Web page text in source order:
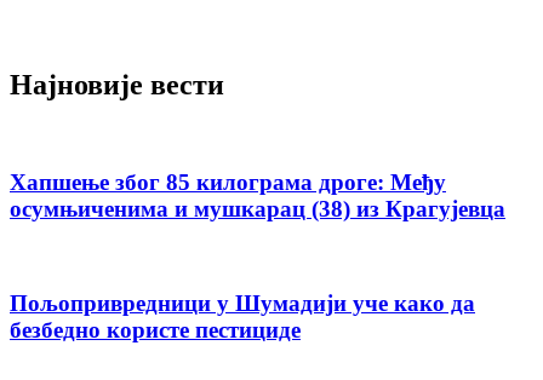
Најновије вести
Хапшење због 85 килограма дроге: Међу
осумњиченима и мушкарац (38) из Крагујевца
Пољопривредници у Шумадији уче како да
безбедно користе пестициде